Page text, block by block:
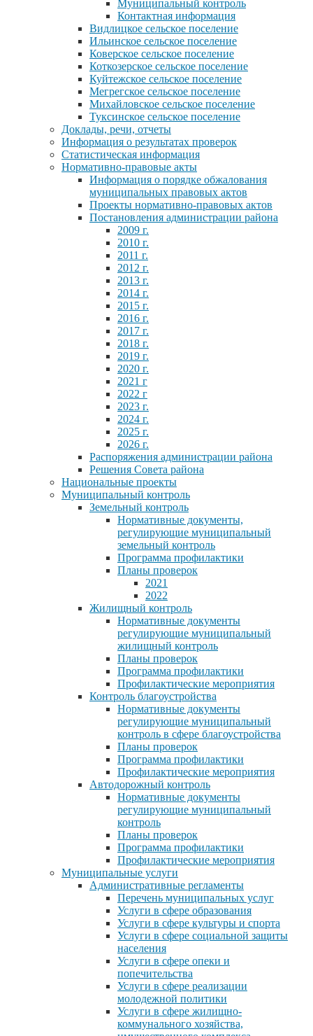
Муниципальный контроль
Контактная информация
Видлицкое сельское поселение
Ильинское сельское поселение
Коверское сельское поселение
Коткозерское сельское поселение
Куйтежское сельское поселение
Мегрегское сельское поселение
Михайловское сельское поселение
Туксинское сельское поселение
Доклады, речи, отчеты
Информация о результатах проверок
Статистическая информация
Нормативно-правовые акты
Информация о порядке обжалования
муниципальных правовых актов
Проекты нормативно-правовых актов
Постановления администрации района
2009 г.
2010 г.
2011 г.
2012 г.
2013 г.
2014 г.
2015 г.
2016 г.
2017 г.
2018 г.
2019 г.
2020 г.
2021 г
2022 г
2023 г.
2024 г.
2025 г.
2026 г.
Распоряжения администрации района
Решения Совета района
Национальные проекты
Муниципальный контроль
Земельный контроль
Нормативные документы,
регулирующие муниципальный
земельный контроль
Программа профилактики
Планы проверок
2021
2022
Жилищный контроль
Нормативные документы
регулирующие муниципальный
жилищный контроль
Планы проверок
Программа профилактики
Профилактические мероприятия
Контроль благоустройства
Нормативные документы
регулирующие муниципальный
контроль в сфере благоустройства
Планы проверок
Программа профилактики
Профилактические мероприятия
Автодорожный контроль
Нормативные документы
регулирующие муниципальный
контроль
Планы проверок
Программа профилактики
Профилактические мероприятия
Муниципальные услуги
Административные регламенты
Перечень муниципальных услуг
Услуги в сфере образования
Услуги в сфере культуры и спорта
Услуги в сфере социальной защиты
населения
Услуги в сфере опеки и
попечительства
Услуги в сфере реализации
молодежной политики
Услуги в сфере жилищно-
коммунального хозяйства,